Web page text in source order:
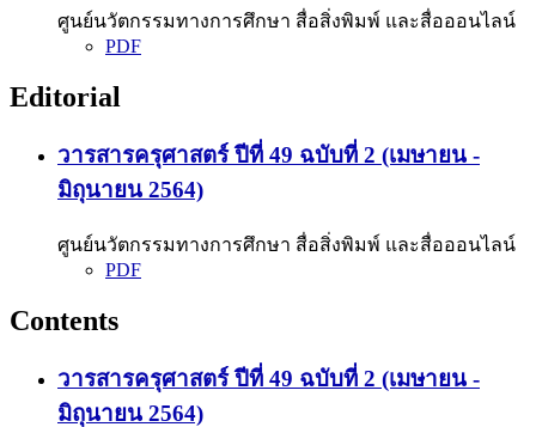
ศูนย์นวัตกรรมทางการศึกษา สื่อสิ่งพิมพ์ และสื่อออนไลน์
PDF
Editorial
วารสารครุศาสตร์ ปีที่ 49 ฉบับที่ 2 (เมษายน -
มิถุนายน 2564)
ศูนย์นวัตกรรมทางการศึกษา สื่อสิ่งพิมพ์ และสื่อออนไลน์
PDF
Contents
วารสารครุศาสตร์ ปีที่ 49 ฉบับที่ 2 (เมษายน -
มิถุนายน 2564)